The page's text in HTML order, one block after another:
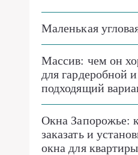
Маленькая
Массив: чем он
для гардеробной
подходящий
Окна Запорожье:
заказать и
окна для